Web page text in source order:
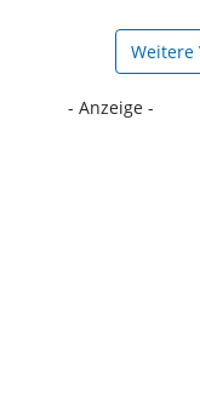
Weitere
- Anzeige -